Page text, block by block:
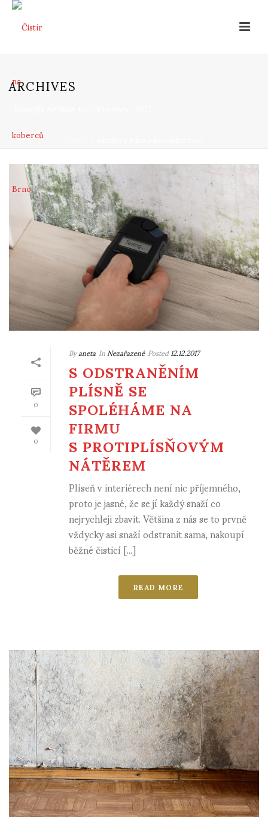
ARCHIVES
0
0
ByanetaInNezařazenéPosted12.12.2017
S ODSTRANĚNÍM
PLÍSNĚ SE
SPOLÉHÁME NA
FIRMU
S PROTIPLÍSŇOVÝM
NÁTĚREM
Plíseň v interiérech není nic příjemného,
proto je jasné, že se jí každý snaží co
nejrychleji zbavit. Většina z nás se to prvně
vždycky asi snaží odstranit sama, nakoupí
běžné čisticí [...]
READ MORE